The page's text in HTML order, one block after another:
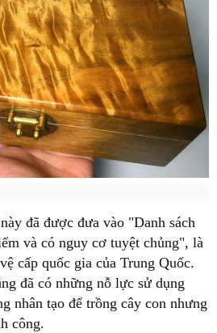
đã được đưa vào "Danh sách
và có nguy cơ tuyệt chủng", là
cấp quốc gia của Trung Quốc.
đã có những nỗ lực sử dụng
nhân tạo để trồng cây con nhưng
công.